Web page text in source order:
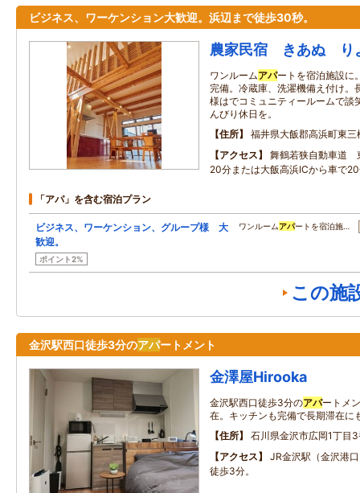
ビジネス、ワーケンション大歓迎。浜辺まで徒歩30秒。
農家民宿 きあぬ り
ワンルームアパートを宿泊施設に
完備。冷蔵庫、洗濯機備え付け。
様はでコミュニティールームで談
んびり休日を。
住所
福井県大飯郡高浜町東三
アクセス
舞鶴若狭自動車道
20分または大飯高浜ICから車で
「アパ」を含む宿泊プラン
ビジネス、ワーケンション、グループ様 大
歓迎。
ポイント2%
ワンルームアパートを宿泊施…
この施
金沢駅西口徒歩3分のアパートメント
金澤屋Hirooka
金沢駅西口徒歩3分のアパートメ
在。キッチンも完備で長期滞在に
住所
石川県金沢市広岡1丁目
アクセス
JR金沢駅（金沢港
徒歩3分。